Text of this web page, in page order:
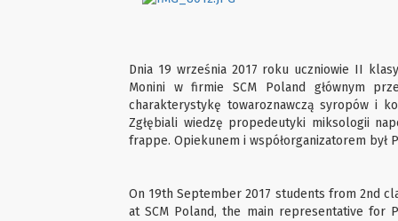
Dnia 19 września 2017 roku uczniowie II
Monini w firmie SCM Poland głównym
charakterystykę towaroznawczą syropów i
Zgłębiali wiedzę propedeutyki miksologii
frappe. Opiekunem i współorganizatorem był
On 19th September 2017 students from 2nd
at SCM Poland, the main representative for